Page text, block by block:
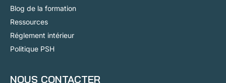
Blog de la formation
Ressources
Réglement intérieur
Politique PSH
NOUS CONTACTER